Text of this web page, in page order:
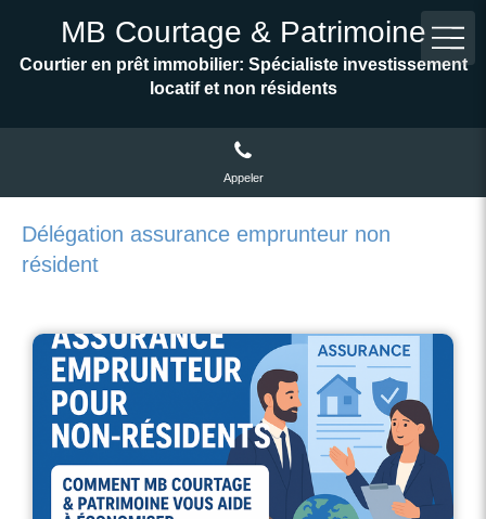
MB Courtage & Patrimoine
Courtier en prêt immobilier: Spécialiste investissement
locatif et non résidents
Appeler
Délégation assurance emprunteur non
résident